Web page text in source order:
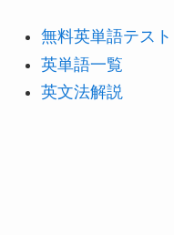
無料英単語テスト
英単語一覧
英文法解説